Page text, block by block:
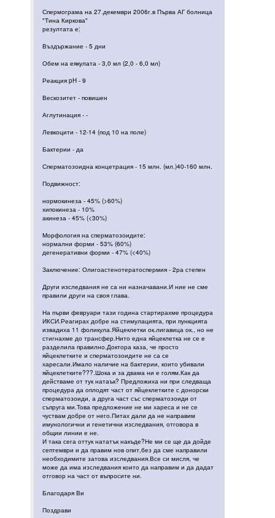
Спермограма на 27.декември 2006г.в Първа АГ болница
"Тина Киркова"
резултата е:
Въздържание - 5 дни
Обем на еякулата - 3,0 мл (2,0 - 6,0 мл)
Реакция pH - 9
Вескозитет - повишен
Аглутинация - -
Левкоцити - 12-14 (под 10 на поле)
Бактерии - да
Сперматозоидна концетрация - 15 млн. (мл.)40-160 млн.
Подвижност:
нормокинеза - 45% (>60%)
хипокинеза - 10%
акинеза - 45% (<30%)
Морфология на сперматозоидите:
нормални форми - 53% (60%)
дегенеративни форми - 47% (<40%)
Заключение: Олигоастенотератоспермия - 2ра степен
Други изследвания не са ни назначавани.И ние не сме
правили други на своя глава.
На първи февруари тази година стартирахме процедура
ИКСИ.Реагирах добре на стимулацията, при пункцията
извадиха 11 фоликула.Яйцеклетки ок.лигавица ок., но не
стигнахме до трансфер.Нито една яйцеклетка не се е
разделила правилно.Доктора каза, че просто
яйцеклетките и сперматозоидите не са се
харесали.Имало наличие на бактерии, които убивали
яйцеклетките???.Шока и за двама ни е голям.Как да
действаме от тук натаък? Предложиха ни при следваща
процедура да оплодят част от яйцеклетките с донорски
сперматозоиди, а друга част със сперматозоиди от
съпруга ми.Това предложение не ми хареса и не се
чуствам добре от него.Питах дали да не направим
имунологични и генетични изследвания, отговора в
общии линии е не.
И така сега оттук нататък накъде?Не ми се ще да дойде
септември и да правим нов опит,без да сме направили
необходимите затова изследвания.Все си мисля, че
може да има изследвания които да направим и да дадат
отговор на част от въпросите ни.
Благодаря Ви
Поздрави